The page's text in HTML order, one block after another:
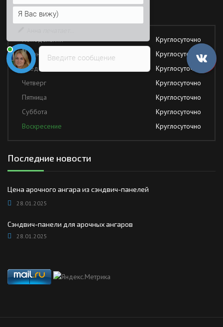
Работаем без обеда и выходных
Понедельник
Круглосуточно
Вторник
Круглосуточно
Среда
Круглосуточно
Четверг
Круглосуточно
Пятница
Круглосуточно
Суббота
Круглосуточно
Воскресение
Круглосуточно
Последние новости
Цена арочного ангара из сэндвич-панелей
28.01.2025
Сэндвич-панели для арочных ангаров
28.01.2025
Введите сообщение
Напишите сюда свой вопрос.
Возможно, его решение будет
быстрее